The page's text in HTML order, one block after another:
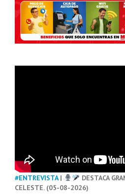
#ENTREVISTA|
DESTACA
CELESTE. (05-08-2026)